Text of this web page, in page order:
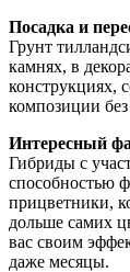
Посадка и
Грунт
камнях, в
конструкциях,
композиции
Интересный
Гибриды с
способностью
прицветники,
дольше самих
вас своим
даже месяцы.